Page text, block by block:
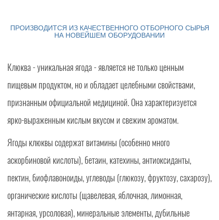
ПРОИЗВОДИТСЯ ИЗ КАЧЕСТВЕННОГО ОТБОРНОГО СЫРЬЯ
НА НОВЕЙШЕМ ОБОРУДОВАНИИ
Клюква - уникальная ягода - является не только ценным
пищевым продуктом, но и обладает целебными свойствами,
признанным официальной медициной. Она характеризуется
ярко-выраженным кислым вкусом и свежим ароматом.
Ягоды клюквы содержат витамины (особенно много
аскорбиновой кислоты), бетаин, катехины, антиоксиданты,
пектин, биофлавоноиды, углеводы (глюкозу, фруктозу, сахарозу),
органические кислоты (щавелевая, яблочная, лимонная,
янтарная, урсоловая), минеральные элементы, дубильные